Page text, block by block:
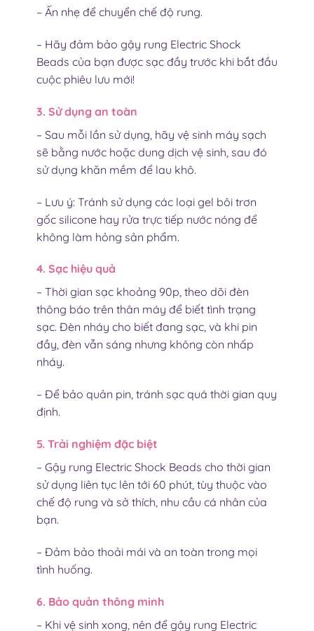
– Ấn nhẹ để chuyển chế độ rung.
– Hãy đảm bảo gậy rung Electric Shock
Beads của bạn được sạc đầy trước khi bắt đầu
cuộc phiêu lưu mới!
3. Sử dụng an toàn
– Sau mỗi lần sử dụng, hãy vệ sinh máy sạch
sẽ bằng nước hoặc dung dịch vệ sinh, sau đó
sử dụng khăn mềm để lau khô.
– Lưu ý: Tránh sử dụng các loại gel bôi trơn
gốc silicone hay rửa trực tiếp nước nóng để
không làm hỏng sản phẩm.
4. Sạc hiệu quả
– Thời gian sạc khoảng 90p, theo dõi đèn
thông báo trên thân máy để biết tình trạng
sạc. Đèn nháy cho biết đang sạc, và khi pin
đầy, đèn vẫn sáng nhưng không còn nhấp
nháy.
– Để bảo quản pin, tránh sạc quá thời gian quy
định.
5. Trải nghiệm đặc biệt
– Gậy rung Electric Shock Beads cho thời gian
sử dụng liên tục lên tới 60 phút, tùy thuộc vào
chế độ rung và sở thích, nhu cầu cá nhân của
bạn.
– Đảm bảo thoải mái và an toàn trong mọi
tình huống.
6. Bảo quản thông minh
– Khi vệ sinh xong, nên để gậy rung Electric